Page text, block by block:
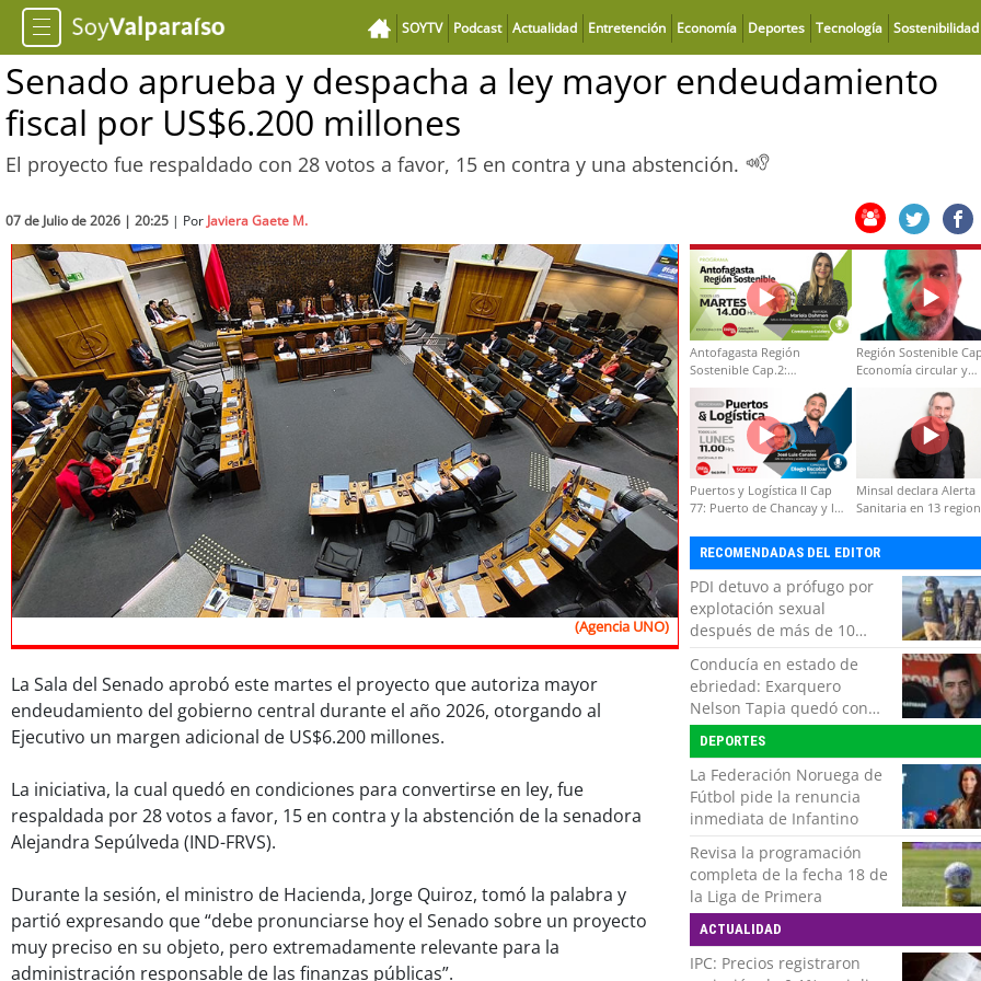
SOYTV Podcast Actualidad Entretención Economía Deportes Tecnología Sostenibilidad
Senado aprueba y despacha a ley mayor endeudamiento
fiscal por US$6.200 millones
El proyecto fue respaldado con 28 votos a favor, 15 en contra y una abstención.
07 de Julio de 2026 | 20:25 | Por Javiera Gaete M.
(Agencia UNO)
La Sala del Senado aprobó este martes el proyecto que autoriza mayor
endeudamiento del gobierno central durante el año 2026, otorgando al
Ejecutivo un margen adicional de US$6.200 millones.
La iniciativa, la cual quedó en condiciones para convertirse en ley, fue
respaldada por 28 votos a favor, 15 en contra y la abstención de la senadora
Alejandra Sepúlveda (IND-FRVS).
Durante la sesión, el ministro de Hacienda, Jorge Quiroz, tomó la palabra y
partió expresando que “debe pronunciarse hoy el Senado sobre un proyecto
muy preciso en su objeto, pero extremadamente relevante para la
administración responsable de las finanzas públicas”.
Antofagasta Región
Sostenible Cap.2:
Educación ambiental y
formación de capacidades
técnicas
Región Sostenible
Economía circular y
Puertos y Logística II Cap
77: Puerto de Chancay y la
Minsal declara Alerta
Sanitaria en 13
RECOMENDADAS DEL EDITOR
PDI detuvo a prófugo por
explotación sexual
después de más de 10
horas de navegación en la
zona austral
Conducía en estado de
ebriedad: Exarquero
Nelson Tapia quedó con
lesiones graves tras
accidente vehicular
DEPORTES
La Federación Noruega de
Fútbol pide la renuncia
inmediata de Infantino
Revisa la programación
completa de la fecha 18 de
la Liga de Primera
ACTUALIDAD
IPC: Precios registraron